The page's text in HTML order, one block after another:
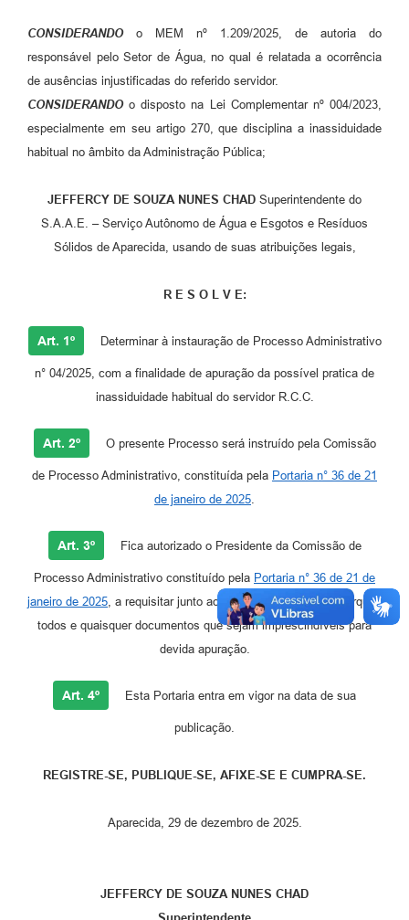
CONSIDERANDOo MEM nº 1.209/2025, de autoria do
responsável pelo Setor de Água, no qual é relatada a ocorrência
de ausências injustificadas do referido servidor.
CONSIDERANDOo disposto na Lei Complementar nº 004/2023,
especialmente em seu artigo 270, que disciplina a inassiduidade
habitual no âmbito da Administração Pública;
JEFFERCY DE SOUZA NUNES CHAD Superintendente do
S.A.A.E. – Serviço Autônomo de Água e Esgotos e Resíduos
Sólidos de Aparecida, usando de suas atribuições legais,
R E S O L V E:
Art. 1º Determinar à instauração de Processo Administrativo
n° 04/2025, com a finalidade de apuração da possível pratica de
inassiduidade habitual do servidor R.C.C.
Art. 2º O presente Processo será instruído pela Comissão
de Processo Administrativo, constituída pela Portaria n° 36 de 21
de janeiro de 2025
Art. 3º Fica autorizado o Presidente da Comissão de
Processo Administrativo constituído pela Portaria n° 36 de 21 de
janeiro de 2025 , a requisitar junto aos Departamentos da autarquia,
todos e quaisquer documentos que sejam imprescindíveis para
devida apuração.
Art. 4º Esta Portaria entra em vigor na data de sua
publicação.
REGISTRE-SE, PUBLIQUE-SE, AFIXE-SE E CUMPRA-SE.
Aparecida, 29 de dezembro de 2025.
JEFFERCY DE SOUZA NUNES CHAD